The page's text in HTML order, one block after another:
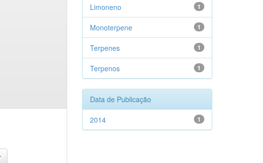
1
Limoneno
1
Monoterpene
1
Terpenes
1
Terpenos
Data de Publicação
1
2014